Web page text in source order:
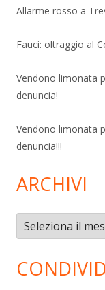
Allarme rosso a
Fauci: oltraggio al
Vendono limonata
denuncia!
Vendono limonata
denuncia!!!
ARCHIVI
Archivi